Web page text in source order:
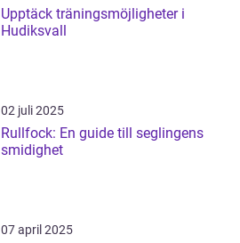
Upptäck träningsmöjligheter i
Hudiksvall
02 juli 2025
Rullfock: En guide till seglingens
smidighet
07 april 2025